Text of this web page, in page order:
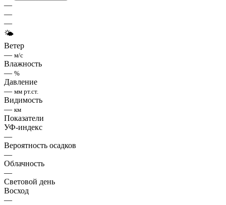
—
—
—
🌤
Ветер
— м/с
Влажность
— %
Давление
— мм рт.ст.
Видимость
— км
Показатели
УФ-индекс
—
Вероятность осадков
—
Облачность
—
Световой день
Восход
—